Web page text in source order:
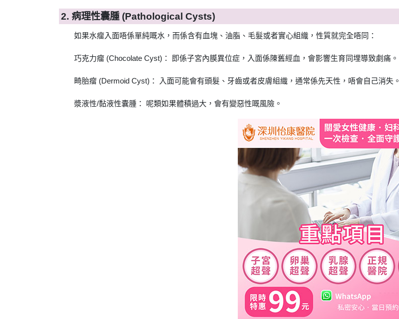
2. 病理性囊腫 (Pathological Cysts)
如果水瘤入面唔係單純嘅水，而係含有血塊、油脂、毛髮或者實心組織，性質就完全唔同：
巧克力瘤 (Chocolate Cyst)： 即係子宮內膜異位症，入面係陳舊經血，會影響生育同埋導致劇痛。
畸胎瘤 (Dermoid Cyst)： 入面可能會有頭髮、牙齒或者皮膚組織，通常係先天性，唔會自己消失。
漿液性/黏液性囊腫： 呢類如果體積過大，會有變惡性嘅風險。